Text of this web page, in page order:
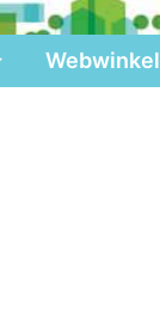
Webwinkel